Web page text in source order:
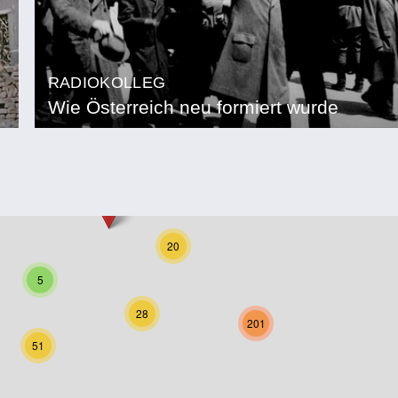
RADIOKOLLEG
Wie Österreich neu formiert wurde
28
20
51
201
5